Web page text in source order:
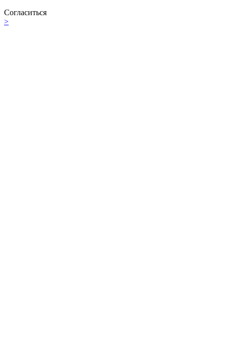
Согласиться
>